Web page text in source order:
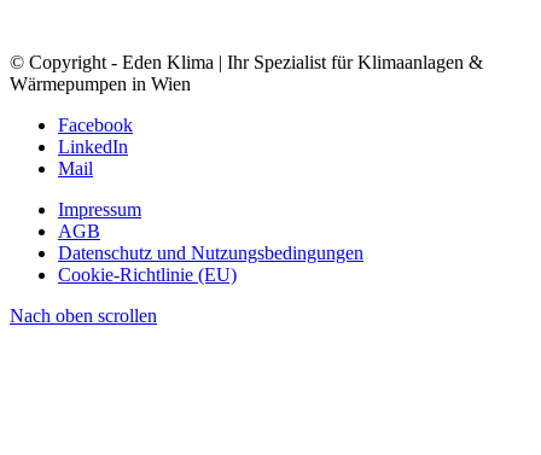
© Copyright - Eden Klima | Ihr Spezialist für Klimaanlagen &
Wärmepumpen in Wien
Facebook
LinkedIn
Mail
Impressum
AGB
Datenschutz und Nutzungsbedingungen
Cookie-Richtlinie (EU)
Nach oben scrollen